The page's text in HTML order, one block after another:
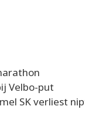
Velbo-put
SK verliest